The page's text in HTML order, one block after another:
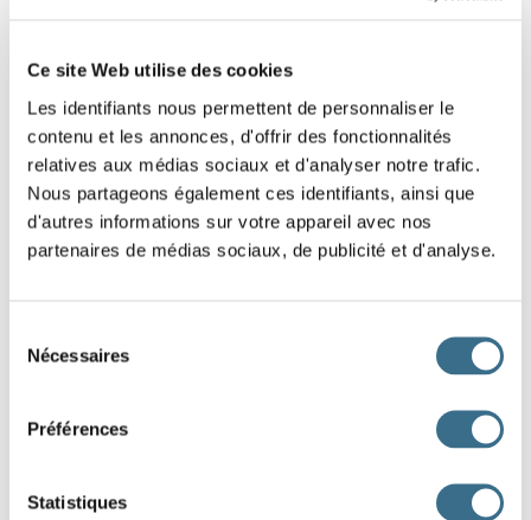
Ce site Web utilise des cookies
Les identifiants nous permettent de personnaliser le
contenu et les annonces, d'offrir des fonctionnalités
relatives aux médias sociaux et d'analyser notre trafic.
Nous partageons également ces identifiants, ainsi que
d'autres informations sur votre appareil avec nos
partenaires de médias sociaux, de publicité et d'analyse.
Nécessaires
Préférences
Statistiques